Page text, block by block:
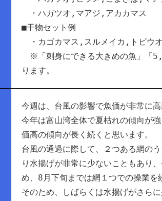
・ハガツオ,マアジ,アカカマス
■干物セット例
・カゴカマス,スルメイカ,トビウオ
※「刺身にできる大きめの魚」「
ります。
今週は、台風の影響で魚価が非常に高
今年は富山湾全体で夏枯れの傾向が
価高の傾向が長く続くと思います。
台風の通過に際して、２つある網の
り水揚げが非常に少ないこともあり
め、8月下旬までは網１つでの操業を
そのため、しばらくは水揚げがさらに